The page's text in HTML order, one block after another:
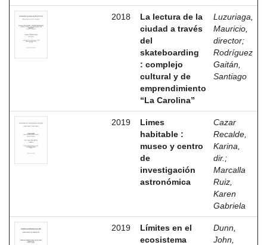
2018
La lectura de la
ciudad a través
del
skateboarding
: complejo
cultural y de
emprendimiento
“La Carolina”
Luzuriaga,
Mauricio,
director;
Rodríguez
Gaitán,
Santiago
2019
Limes
habitable :
museo y centro
de
investigación
astronómica
Cazar
Recalde,
Karina,
dir. ;
Marcalla
Ruiz,
Karen
Gabriela
2019
Límites en el
ecosistema
Dunn,
John,